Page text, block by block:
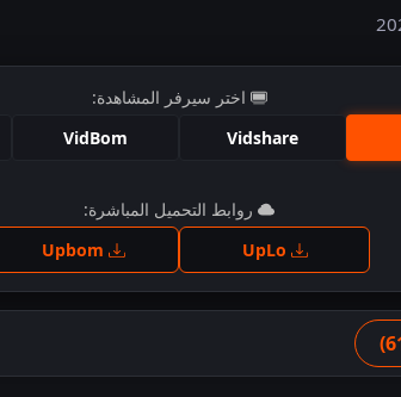
اختر سيرفر المشاهدة:
Vidshare
VidBom
اضغط للمشاهدة
روابط التحميل المباشرة: